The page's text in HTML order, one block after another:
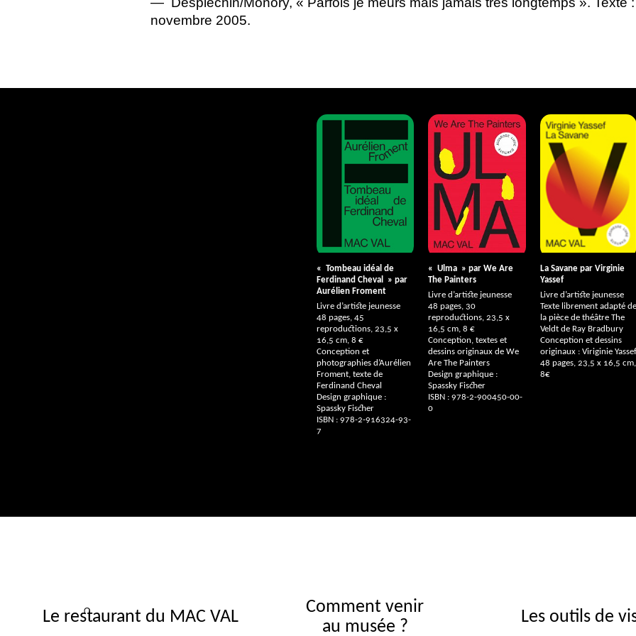
novembre 2005.
« Tombeau idéal de
Ferdinand Cheval
» par
Aurélien Froment
Livre d’artiste jeunesse
48 pages, 45
reproductions, 23,5 x
16,5 cm, 8 €
Conception et
photographies d’Aurélien
Froment, texte de
Ferdinand Cheval
Design graphique :
Spassky Fischer
ISBN : 978-2-916324-93-
7
« Ulma » par We Are
The Painters
Livre d’artiste jeunesse
48 pages, 30
reproductions, 23,5 x
16,5 cm, 8 €
Conception, textes et
dessins originaux de We
Are The Painters
Design graphique :
Spassky Fischer
ISBN : 978-2-900450-00-
0
La Savane par Virginie
Yassef
Livre d’artiste jeunesse
Texte librement adapté de
la pièce de théâtre The
Veldt de Ray Bradbury
Conception et dessins
originaux : Viriginie Yassef
48 pages, 23,5 x 16,5 cm,
8€
Le restaurant du MAC VAL
Comment venir
au musée ?
Les outils de